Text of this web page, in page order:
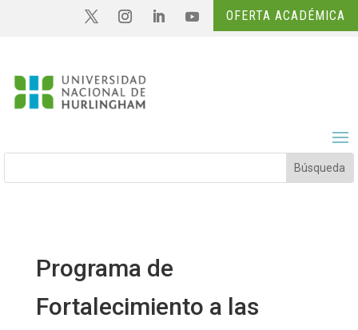
OFERTA ACADÉMICA
Programa de
Fortalecimiento a las